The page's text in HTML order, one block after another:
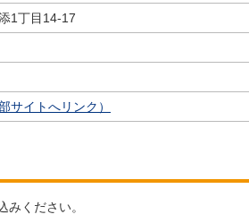
1丁目14-17
サイトへリンク）
ください。